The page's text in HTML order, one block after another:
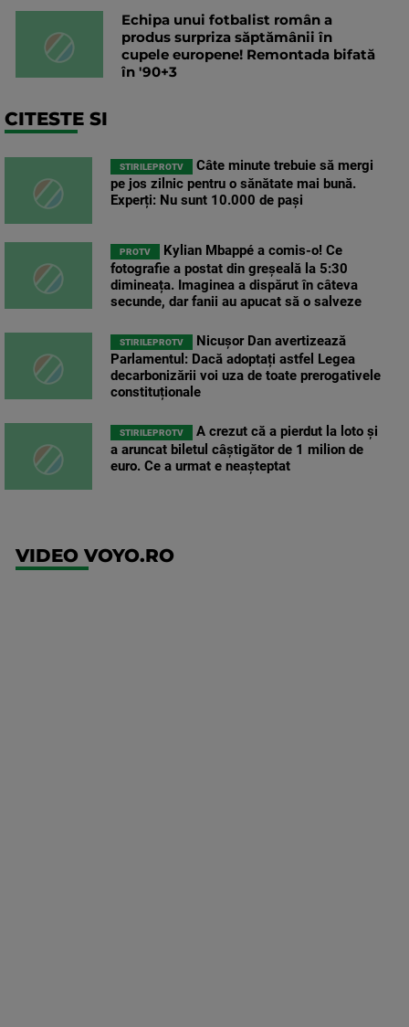
Echipa unui fotbalist român a
produs surpriza săptămânii în
cupele europene! Remontada bifată
în '90+3
CITESTE SI
STIRILEPROTV
Câte minute trebuie să mergi
pe jos zilnic pentru o sănătate mai bună.
Experți: Nu sunt 10.000 de pași
PROTV
Kylian Mbappé a comis-o! Ce
fotografie a postat din greșeală la 5:30
dimineața. Imaginea a dispărut în câteva
secunde, dar fanii au apucat să o salveze
STIRILEPROTV
Nicușor Dan avertizează
Parlamentul: Dacă adoptați astfel Legea
decarbonizării voi uza de toate prerogativele
constituționale
STIRILEPROTV
A crezut că a pierdut la loto și
a aruncat biletul câștigător de 1 milion de
euro. Ce a urmat e neașteptat
VIDEO VOYO.RO